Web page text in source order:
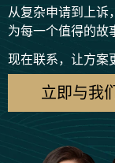
从复杂申请到上诉
为每一个值得的故
现在联系，让方案
立即与我